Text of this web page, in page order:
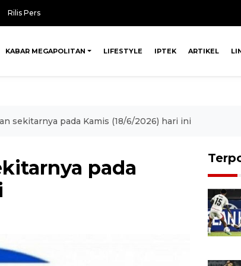
Rilis Pers
KABAR MEGAPOLITAN LIFESTYLE IPTEK ARTIKEL
sekitarnya pada Kamis (18/6/2026) hari ini
pada